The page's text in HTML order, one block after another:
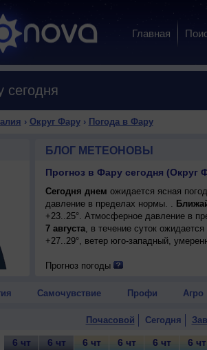
Главная
сегодня
› Округ Фару› Погода в Фару
БЛОГ МЕТЕОНОВЫ
Прогноз в Фару сегодня (Округ
Сегодня днем ожидается ясная
давление в пределах нормы. .
+23..25°. Атмосферное давление в
7 августа, в течение суток
+27..29°, ветер юго-западный,
Прогноз погоды
Самочувствие Профи Агро
Почасовой Сегодня
6 чт 6 чт 6 чт 6 чт 6 чт 6 чт